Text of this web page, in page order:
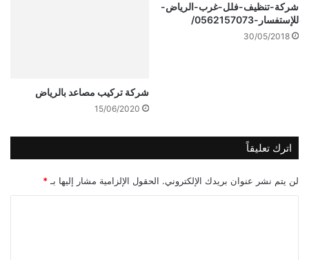
شركة-تنظيف-فلل-غرب-الرياض-
للإستفسار-0562157073/
30/05/2018
شركة تركيب مصاعد بالرياض
15/06/2020
اترك تعليقاً
لن يتم نشر عنوان بريدك الإلكتروني. الحقول الإلزامية مشار إليها بـ *